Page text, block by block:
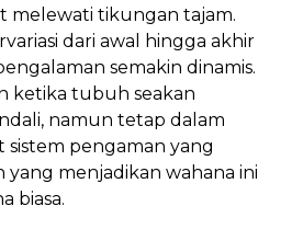
melewati tikungan tajam.
dari awal hingga akhir
semakin dinamis.
ketika tubuh seakan
namun tetap dalam
sistem pengaman yang
yang menjadikan wahana ini
biasa.